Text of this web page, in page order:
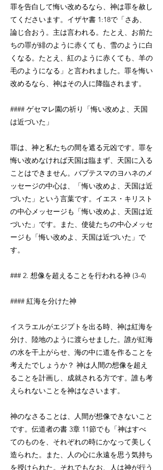
罪を告白して悔い改めるなら、神は罪を赦し
てくださいます。イザヤ書 1:18で「さあ、
論じ合おう。主は言われる。たとえ、お前た
ちの罪が緋のように赤くても、雪のように白
くなる。たとえ、紅のように赤くても、羊の
毛のようになる」と言われました。罪を悔い
改めるなら、神はその人に降臨されます。
#### ゲセマレ園の祈り「悔い改めよ、天国
は近づいた」
罪は、神と私たちの間を遮る元凶です。罪を
悔い改めなければ天国は臨まず、天国に入る
ことはできません。バプテスマのヨハネのメ
ッセージの中心は、「悔い改めよ、天国は近
づいた」という言葉です。イエス・キリスト
の中心メッセージも「悔い改めよ、天国は近
づいた」です。また、使徒たちの中心メッセ
ージも「悔い改めよ、天国は近づいた」で
す。
### 2. 想像を超えることを行われる神 (3-4)
#### 紅海を分けた神
イスラエルがエジプトを出る時、神は紅海を
分け、陸地のように渡らせました。誰が紅海
の水を干上がらせ、海の中に道を作ることを
考えたでしょうか？ 神は人間の想像を超え
ることを計画し、成就される方です。誰も考
えられないことを神はなさいます。
神のなさることは、人間が想像できないこと
です。伝道者の書 3章 11節でも「神はすべ
てのものを、それぞれの時にかなって美しく
造られた。また、人の心に永遠を思う気持ち
を授けられた。それでもなお、人は神が行う